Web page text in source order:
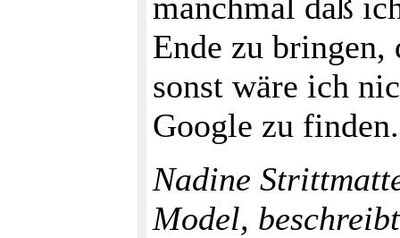
Ende zu bringen,
sonst wäre ich
Google zu
Nadine
Model,